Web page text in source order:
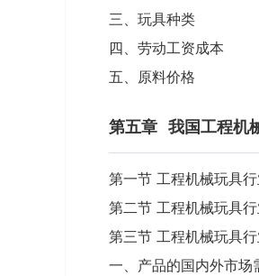
三、玩具种类
四、劳动工资成本
五、原料价格
第五章 我国工程机
第一节 工程机械玩具
第二节 工程机械玩具
第三节 工程机械玩具
一、产品的国内外市场